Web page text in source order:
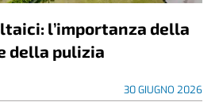
l’importanza della
della pulizia
30 GIUGNO 2026